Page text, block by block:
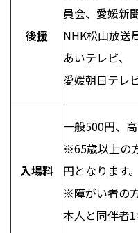
後援
員会、愛媛新
NHK松山放送
あいテレビ、
愛媛朝日テレ
入場料
一般500円、
※65歳以上の
円となります。
※障がい者の
本人と同伴者1